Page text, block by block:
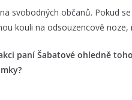
svobodných občanů. Pokud
kouli na odsouzencově
paní Šabatové ohledně